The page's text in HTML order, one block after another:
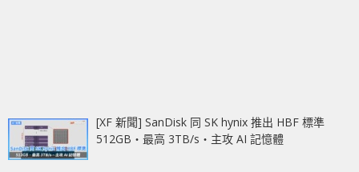
[XF 新聞] SanDisk 同 SK hynix 推出 HBF 標準
512GB‧最高 3TB/s‧主攻 AI 記憶體